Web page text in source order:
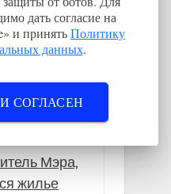
на работу
получить жильё
Мэра,
жилье
дать согласие на
и принятьПолитику
данных.
СОГЛАСЕН